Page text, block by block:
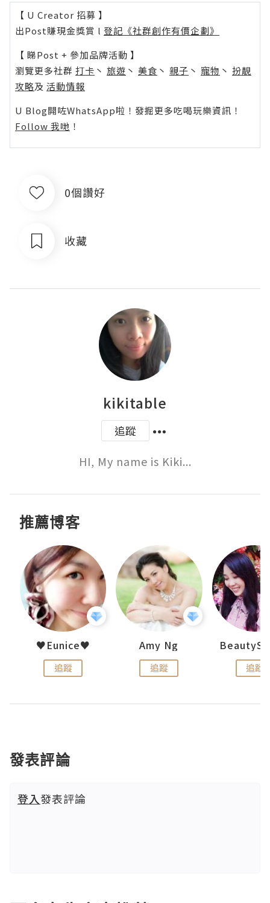
【 U Creator 招募 】
出Post賺現金獎賞 l 登記《社群創作有價企劃》
【 睇Post + 參加品牌活動 】
瀏覽更多社群 打卡 丶 旅遊 丶 美食 丶 親子 丶 寵物 丶 扮靚
攻略及 活動情報
U Blog開咗WhatsApp啦！發掘更多吃喝玩樂資訊！
Follow 我哋 ！
0個讚好
收藏
kikitable
追蹤
HI, My name is Kiki...
推薦博客
♥Eunice♥
追蹤
Amy Ng
追蹤 追蹤
發表評論
登入發表評論